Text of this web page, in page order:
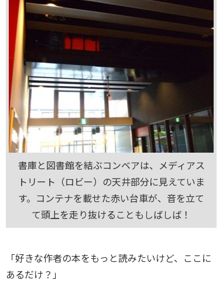
書庫と図書館を結ぶコンベアは、メディアス
トリート（ロビー）の天井部分に見えていま
す。コンテナを載せた赤い台車が、音を立て
て頭上を走り抜けることもしばしば！
「好きな作者の本をもっと読みたいけど、ここに
あるだけ？」